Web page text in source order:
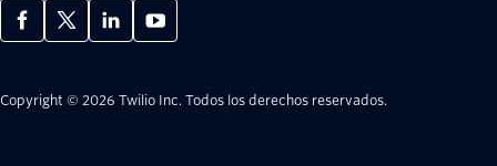
Copyright © 2026 Twilio Inc. Todos los derechos reservados.